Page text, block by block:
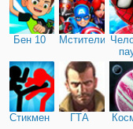
Бен 10 Мстители
Стикмен ГТА